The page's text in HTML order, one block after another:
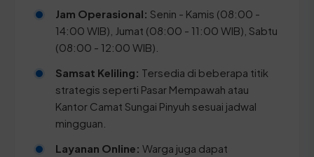
Jam Operasional: Senin - Kamis (08:00 -
14:00 WIB), Jumat (08:00 - 11:00 WIB), Sabtu
(08:00 - 12:00 WIB).
Samsat Keliling: Tersedia di beberapa titik
strategis seperti Pasar Mempawah atau
Kantor Camat Sungai Pinyuh sesuai jadwal
mingguan.
Layanan Online: Warga juga dapat